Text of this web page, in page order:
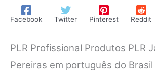
Facebook Twitter Pinterest Reddit
PLR Profissional Produtos PLR
Pereiras em português do Brasil